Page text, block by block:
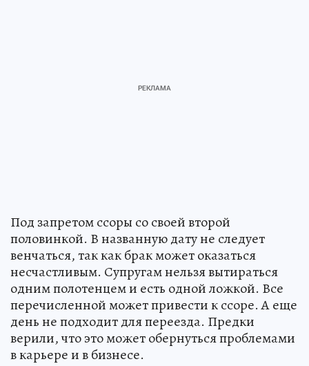
Под запретом ссоры со своей второй
половинкой. В названную дату не следует
венчаться, так как брак может оказаться
несчастливым. Супругам нельзя вытираться
одним полотенцем и есть одной ложкой. Все
перечисленной может привести к ссоре. А еще
день не подходит для переезда. Предки
верили, что это может обернуться проблемами
в карьере и в бизнесе.